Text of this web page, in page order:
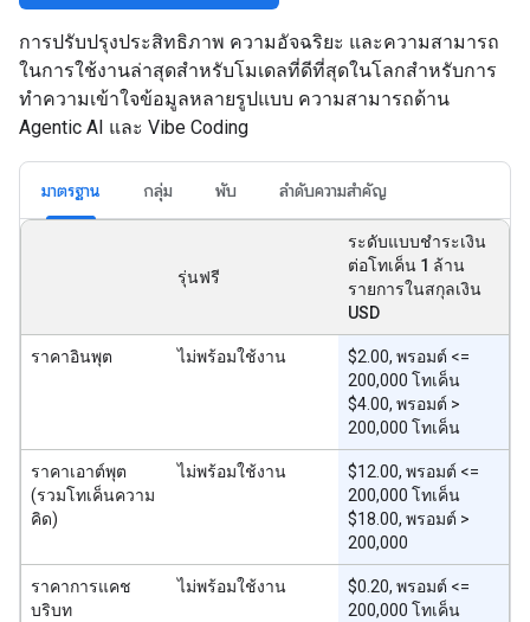
การปรับปรุงประสิทธิภาพ ความอัจฉริยะ และความสามารถ
ในการใช้งานล่าสุดสำหรับโมเดลที่ดีที่สุดในโลกสำหรับการ
ทำความเข้าใจข้อมูลหลายรูปแบบ ความสามารถด้าน
Agentic AI และ Vibe Coding
มาตรฐาน กลุ่ม พับ ลำดับความสำคัญ
รุ่นฟรี
ระดับแบบชำระเงิน
ต่อโทเค็น 1 ล้าน
รายการในสกุลเงิน
USD
ราคาอินพุต ไม่พร้อมใช้งาน
$2.00, พรอมต์ <=
200,000 โทเค็น
$4.00, พรอมต์ >
200,000 โทเค็น
ราคาเอาต์พุต
(รวมโทเค็นความ
คิด)
ไม่พร้อมใช้งาน
$12.00, พรอมต์ <=
200,000 โทเค็น
$18.00, พรอมต์ >
200,000
ราคาการแคช
บริบท
ไม่พร้อมใช้งาน
$0.20, พรอมต์ <=
200,000 โทเค็น